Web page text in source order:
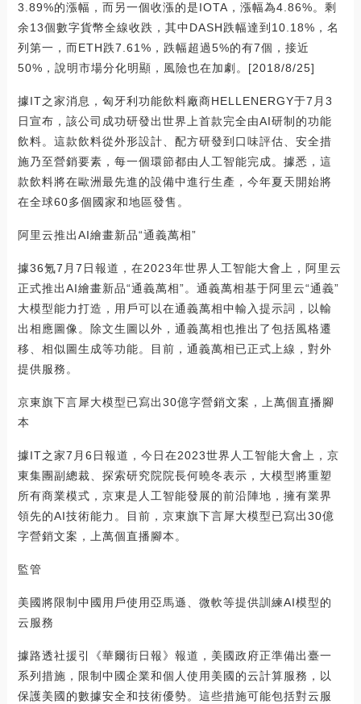
3.89%的漲幅，而另一個收漲的是IOTA，漲幅為4.86%。剩
余13個數字貨幣全線收跌，其中DASH跌幅達到10.18%，名
列第一，而ETH跌7.61%，跌幅超過5%的有7個，接近
50%，說明市場分化明顯，風險也在加劇。[2018/8/25]
據IT之家消息，匈牙利功能飲料廠商HELLENERGY于7月3
日宣布，該公司成功研發出世界上首款完全由AI研制的功能
飲料。這款飲料從外形設計、配方研發到口味評估、安全措
施乃至營銷要素，每一個環節都由人工智能完成。據悉，這
款飲料將在歐洲最先進的設備中進行生產，今年夏天開始將
在全球60多個國家和地區發售。
阿里云推出AI繪畫新品“通義萬相”
據36氪7月7日報道，在2023年世界人工智能大會上，阿里云
正式推出AI繪畫新品“通義萬相”。通義萬相基于阿里云“通義”
大模型能力打造，用戶可以在通義萬相中輸入提示詞，以輸
出相應圖像。除文生圖以外，通義萬相也推出了包括風格遷
移、相似圖生成等功能。目前，通義萬相已正式上線，對外
提供服務。
京東旗下言犀大模型已寫出30億字營銷文案，上萬個直播腳
本
據IT之家7月6日報道，今日在2023世界人工智能大會上，京
東集團副總裁、探索研究院院長何曉冬表示，大模型將重塑
所有商業模式，京東是人工智能發展的前沿陣地，擁有業界
領先的AI技術能力。目前，京東旗下言犀大模型已寫出30億
字營銷文案，上萬個直播腳本。
監管
美國將限制中國用戶使用亞馬遜、微軟等提供訓練AI模型的
云服務
據路透社援引《華爾街日報》報道，美國政府正準備出臺一
系列措施，限制中國企業和個人使用美國的云計算服務，以
保護美國的數據安全和技術優勢。這些措施可能包括對云服